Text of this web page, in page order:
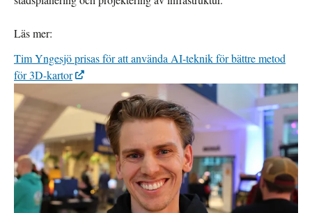
Läs mer:
Tim Yngesjö prisas för att använda AI-teknik för bättre metod
för 3D-kartor